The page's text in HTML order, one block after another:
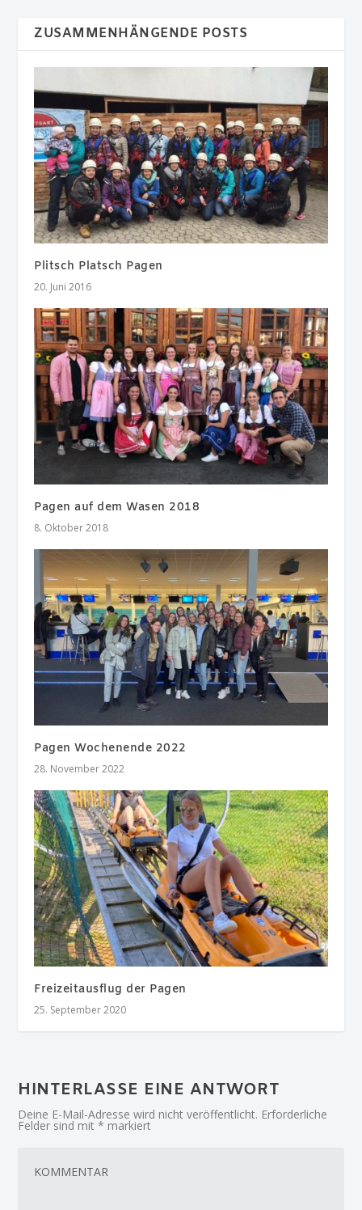
ZUSAMMENHÄNGENDE POSTS
Plitsch Platsch Pagen
20. Juni 2016
Pagen auf dem Wasen 2018
8. Oktober 2018
Pagen Wochenende 2022
28. November 2022
Freizeitausflug der Pagen
25. September 2020
HINTERLASSE EINE ANTWORT
Deine E-Mail-Adresse wird nicht veröffentlicht. Erforderliche
Felder sind mit* markiert